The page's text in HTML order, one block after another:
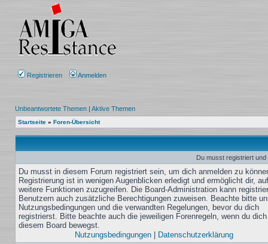
Registrieren Anmelden
Unbeantwortete Themen | Aktive Themen
Startseite » Foren-Übersicht
Du musst registriert
Du musst in diesem Forum registriert sein, um dich anmelden zu
Registrierung ist in wenigen Augenblicken erledigt und ermöglicht dir, auf
weitere Funktionen zuzugreifen. Die Board-Administration kann
Benutzern auch zusätzliche Berechtigungen zuweisen. Beachte bitte
Nutzungsbedingungen und die verwandten Regelungen, bevor du dich
registrierst. Bitte beachte auch die jeweiligen Forenregeln, wenn du
diesem Board bewegst.
Nutzungsbedingungen
Datenschutzerklärung